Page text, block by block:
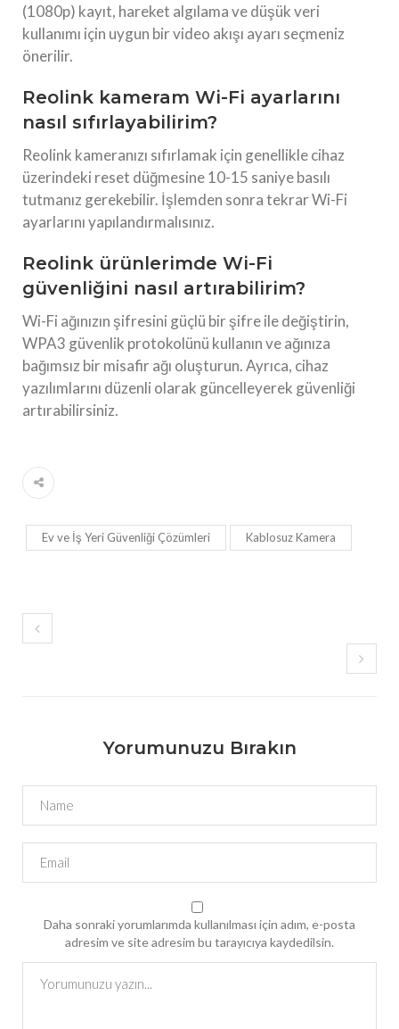
(1080p) kayıt, hareket algılama ve düşük veri
kullanımı için uygun bir video akışı ayarı seçmeniz
önerilir.
Reolink kameram Wi-Fi ayarlarını
nasıl sıfırlayabilirim?
Reolink kameranızı sıfırlamak için genellikle cihaz
üzerindeki reset düğmesine 10-15 saniye basılı
tutmanız gerekebilir. İşlemden sonra tekrar Wi-Fi
ayarlarını yapılandırmalısınız.
Reolink ürünlerimde Wi-Fi
güvenliğini nasıl artırabilirim?
Wi-Fi ağınızın şifresini güçlü bir şifre ile değiştirin,
WPA3 güvenlik protokolünü kullanın ve ağınıza
bağımsız bir misafir ağı oluşturun. Ayrıca, cihaz
yazılımlarını düzenli olarak güncelleyerek güvenliği
artırabilirsiniz.
Ev ve İş Yeri Güvenliği Çözümleri Kablosuz Kamera
Yorumunuzu Bırakın
Daha sonraki yorumlarımda kullanılması için adım, e-posta
adresim ve site adresim bu tarayıcıya kaydedilsin.